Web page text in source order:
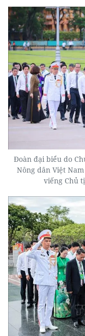
Đoàn đại biểu do
Nông dân Việt
viếng Chủ